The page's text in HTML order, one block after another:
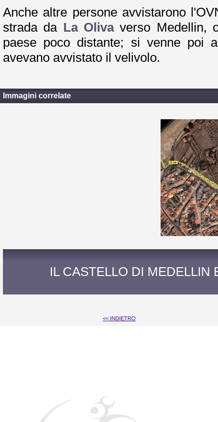
Anche altre persone avvistarono
strada da La Olivaverso Medellin,
paese poco distante; si venne poi
avevano avvistato il velivolo.
Immagini correlate
IL CASTELLO DI MEDELLIN
<< INDIETRO